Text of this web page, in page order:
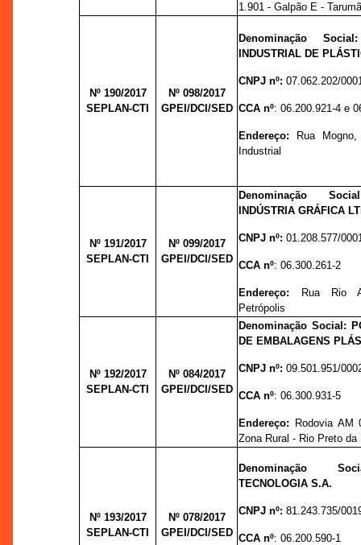
1.901 - Galpão E -
Nº 190/2017
SEPLAN-CTI
Nº 098/2017
GPEI/DCI/SED
Denominação Social:
INDUSTRIAL DE
CNPJ nº:07.062.202/
CCA nº: 06.200.921-4 e
Endereço:
Rua
Industrial
Nº 191/2017
SEPLAN-CTI
Nº 099/2017
GPEI/DCI/SED
Denominação
INDÚSTRIA GRÁFICA
CNPJ nº:01.208.577/
CCA nº: 06.300.261-2
Endereço:
Rua Rio
Petrópolis
Nº 192/2017
SEPLAN-CTI
Nº 084/2017
GPEI/DCI/SED
Denominação Social:
DE EMBALAGENS
CNPJ nº:09.501.951/
CCA nº: 06.300.931-5
Endereço:
Rodovia
Zona Rural - Rio Preto da
Nº 193/2017
SEPLAN-CTI
Nº 078/2017
GPEI/DCI/SED
Denominação
TECNOLOGIA S.A.
CNPJ nº:81.243.735/
CCA nº: 06.200.590-1